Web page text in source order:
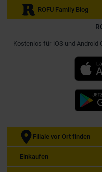
ROFU Family Blog
Kostenlos für iOS und Android
Filiale vor Ort finden
Einkaufen